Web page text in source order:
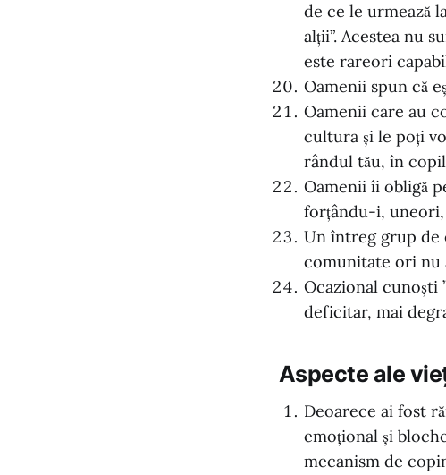
de ce le urmează la
alții”. Acestea nu
este rareori
Oamenii spun că
Oamenii care au
cultura și le poți
rândul tău, în
Oamenii îi obligă
forțându-i, uneori,
Un întreg grup de
comunitate ori nu
Ocazional cunoști
deficitar, mai
Aspecte ale
Deoarece ai fost
emoțional și
mecanism de